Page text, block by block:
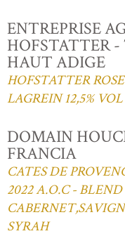
ENTREPRISE
HOFSTATTER
HAUT ADIGE
HOFSTATTER
LAGREIN 12,5% VOL
DOMAIN
FRANCIA
CATES DE
2022 A.O.C -
SYRAH